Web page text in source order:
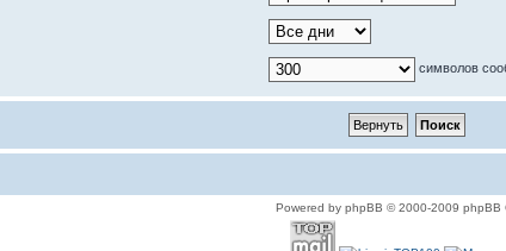
символов
Powered by phpBB © 2000-2009 phpBB